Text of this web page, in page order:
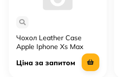
Чохол Leather Case
Apple Iphone Xs Max
Ціна за запитом